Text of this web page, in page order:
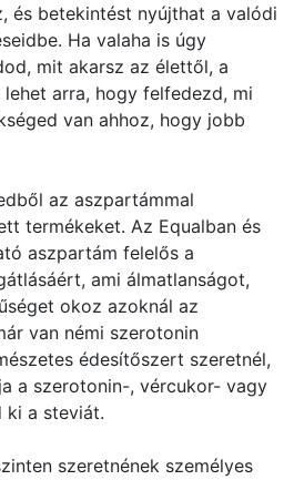
és betekintést nyújthat a valódi
Ha valaha is úgy
mit akarsz az élettől, a
arra, hogy felfedezd, mi
van ahhoz, hogy jobb
az aszpartámmal
termékeket. Az Equalban és
aszpartám felelős a
ami álmatlanságot,
okoz azoknál az
van némi szerotonin
édesítőszert szeretnél,
a szerotonin-, vércukor- vagy
ki a steviát.
szeretnének személyes